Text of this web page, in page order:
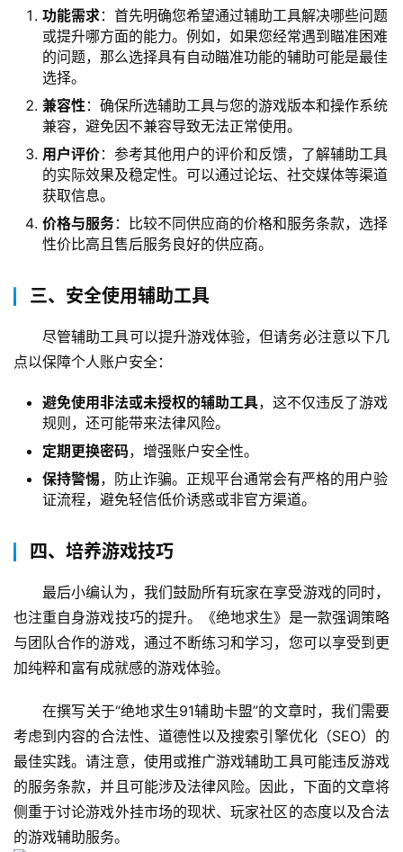
功能需求：首先明确您希望通过辅助工具解决哪些问题
或提升哪方面的能力。例如，如果您经常遇到瞄准困难
的问题，那么选择具有自动瞄准功能的辅助可能是最佳
选择。
兼容性：确保所选辅助工具与您的游戏版本和操作系统
兼容，避免因不兼容导致无法正常使用。
用户评价：参考其他用户的评价和反馈，了解辅助工具
的实际效果及稳定性。可以通过论坛、社交媒体等渠道
获取信息。
价格与服务：比较不同供应商的价格和服务条款，选择
性价比高且售后服务良好的供应商。
三、安全使用辅助工具
尽管辅助工具可以提升游戏体验，但请务必注意以下几
点以保障个人账户安全：
避免使用非法或未授权的辅助工具，这不仅违反了游戏
规则，还可能带来法律风险。
定期更换密码，增强账户安全性。
保持警惕，防止诈骗。正规平台通常会有严格的用户验
证流程，避免轻信低价诱惑或非官方渠道。
四、培养游戏技巧
最后小编认为，我们鼓励所有玩家在享受游戏的同时，
也注重自身游戏技巧的提升。《绝地求生》是一款强调策略
与团队合作的游戏，通过不断练习和学习，您可以享受到更
加纯粹和富有成就感的游戏体验。
在撰写关于“绝地求生91辅助卡盟”的文章时，我们需要
考虑到内容的合法性、道德性以及搜索引擎优化（SEO）的
最佳实践。请注意，使用或推广游戏辅助工具可能违反游戏
的服务条款，并且可能涉及法律风险。因此，下面的文章将
侧重于讨论游戏外挂市场的现状、玩家社区的态度以及合法
的游戏辅助服务。